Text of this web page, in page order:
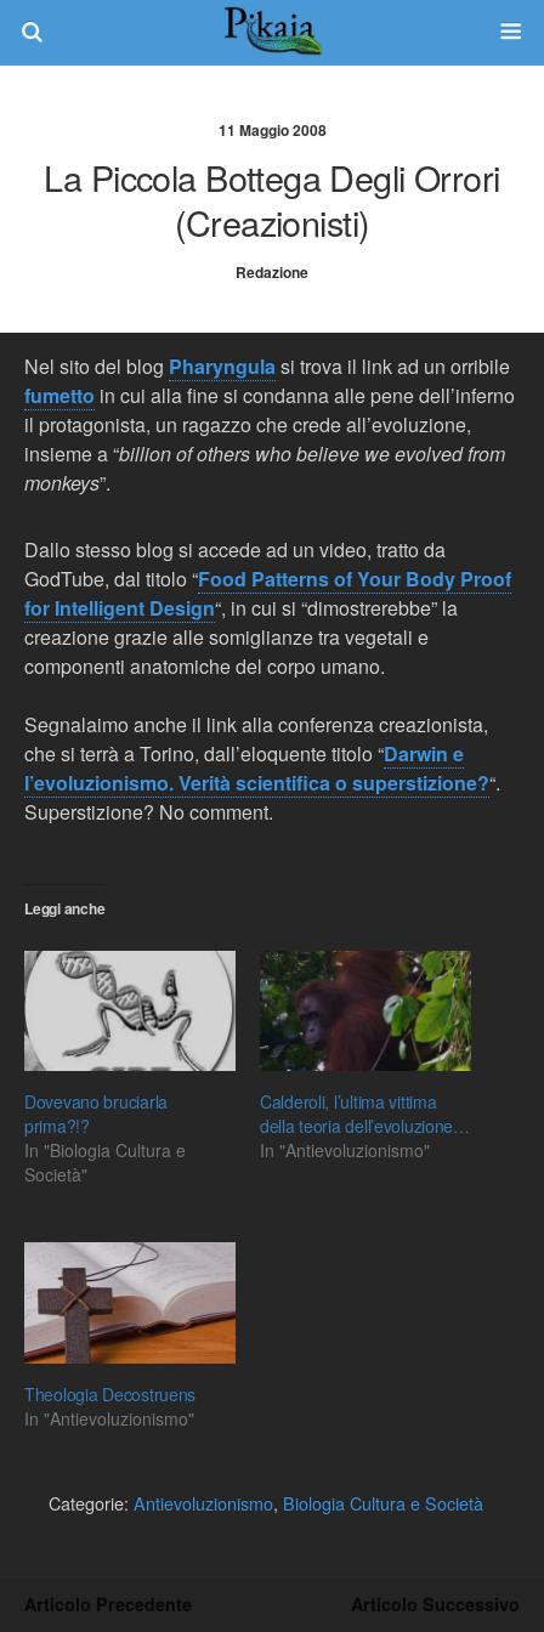
11 Maggio 2008
La Piccola Bottega Degli Orrori
(creazionisti)
Redazione
Nel sito del blog Pharyngulasi trova il link ad un orribile
fumetto in cui alla fine si condanna alle pene dell’inferno
il protagonista, un ragazzo che crede all’evoluzione,
insieme a “billion of others who believe we evolved from
monkeys”.
Dallo stesso blog si accede ad un video, tratto da
GodTube, dal titolo “Food Patterns of Your Body Proof
for Intelligent Design“, in cui si “dimostrerebbe” la
creazione grazie alle somiglianze tra vegetali e
componenti anatomiche del corpo umano.
Segnalaimo anche il link alla conferenza creazionista,
che si terrà a Torino, dall’eloquente titolo “Darwin e
l’evoluzionismo. Verità scientifica o superstizione?“.
Superstizione? No comment.
Leggi anche
Dovevano bruciarla
prima?!?
In "Biologia Cultura e
Società"
Calderoli, l’ultima vittima
della teoria dell’evoluzione…
In "Antievoluzionismo"
Theologia Decostruens
In "Antievoluzionismo"
Categorie: Antievoluzionismo, Biologia Cultura e Società
Articolo Precedente Articolo Successivo